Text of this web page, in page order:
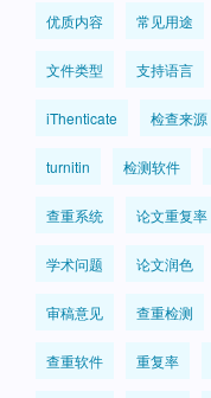
优质内容 常见用途
文件类型 支持语言
iThenticate 检查来源
turnitin 检测软件
查重系统 论文重复率
学术问题 论文润色
审稿意见 查重检测
查重软件 重复率